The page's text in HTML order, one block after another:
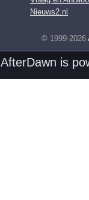
Nieuws2.nl
© 1999-2026
AfterDawn is